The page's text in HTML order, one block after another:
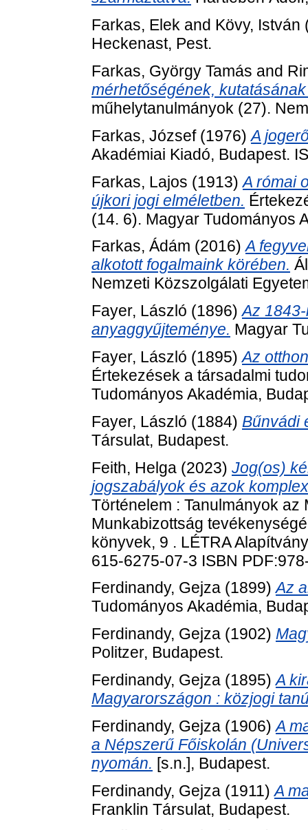
Farkas, Elek and Kövy, István
Heckenast, Pest.
Farkas, György Tamás and
mérhetőségének,
műhelytanulmányok (27).
Farkas, József(1976)A
Akadémiai Kiadó, Budapest.
Farkas, Lajos (1913)A római
újkori jogi elméletben.
(14. 6). Magyar Tudományos
Farkas, Ádám (2016)A
alkotott fogalmaink körében.
Nemzeti Közszolgálati
Fayer, László (1896)Az
anyaggyűjteménye. Magyar
Fayer, László (1895)Az
Értekezések a társadalmi
Tudományos Akadémia,
Fayer, László (1884) Bűnvádi
Társulat, Budapest.
Feith, Helga (2023) Jog(os)
jogszabályok és azok
Történelem : Tanulmányok az
Munkabizottság
könyvek, 9 . LÉTRA
615-6275-07-3 ISBN
Ferdinandy, Gejza (1899)Az
Tudományos Akadémia,
Ferdinandy, Gejza (1902)
Politzer, Budapest.
Ferdinandy, Gejza (1895)A
Magyarországon : közjogi
Ferdinandy, Gejza (1906)A
a Népszerű Főiskolán
nyomán. [s.n.], Budapest.
Ferdinandy, Gejza (1911)A
Franklin Társulat, Budapest.